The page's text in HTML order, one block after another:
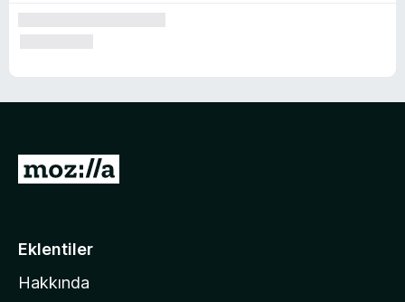
r
i
M
i
l
Eklentiler
Hakkında